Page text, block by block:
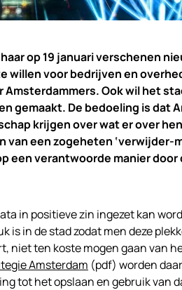
op 19 januari verschenen
willen voor bedrijven en
Amsterdammers. Ook wil het
gemaakt. De bedoeling is dat
krijgen over wat er over
een zogeheten ‘verwijder-
een verantwoorde manier door
in positieve zin ingezet kan
is in de stad zodat men deze
niet ten koste mogen gaan van
Amsterdam (pdf) worden
tot het opslaan en gebruik van